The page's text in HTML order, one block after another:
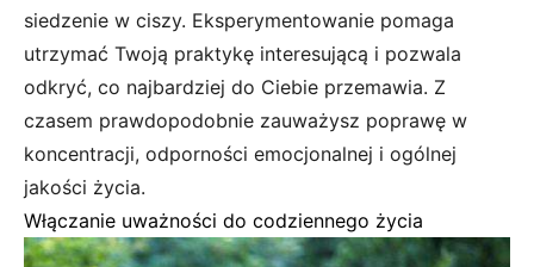
siedzenie w ciszy. Eksperymentowanie pomaga
utrzymać Twoją praktykę interesującą i pozwala
odkryć, co najbardziej do Ciebie przemawia. Z
czasem prawdopodobnie zauważysz poprawę w
koncentracji, odporności emocjonalnej i ogólnej
jakości życia.
Włączanie uważności do codziennego życia